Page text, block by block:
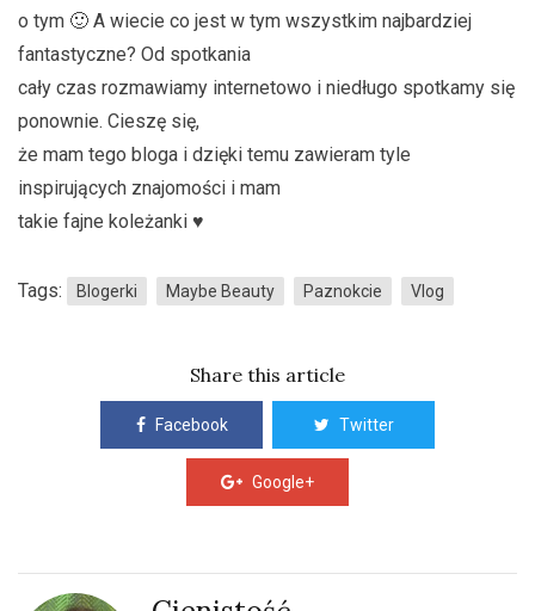
o tym 🙂 A wiecie co jest w tym wszystkim najbardziej
fantastyczne? Od spotkania
cały czas rozmawiamy internetowo i niedługo spotkamy się
ponownie. Cieszę się,
że mam tego bloga i dzięki temu zawieram tyle
inspirujących znajomości i mam
takie fajne koleżanki ♥
Tags: Blogerki Maybe Beauty Paznokcie Vlog
Share this article
Facebook Twitter
Google+